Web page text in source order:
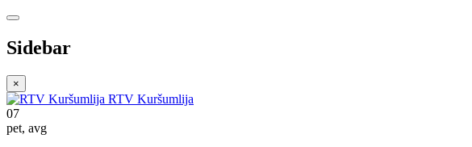
Sidebar
×
RTV Kuršumlija
07
pet, avg